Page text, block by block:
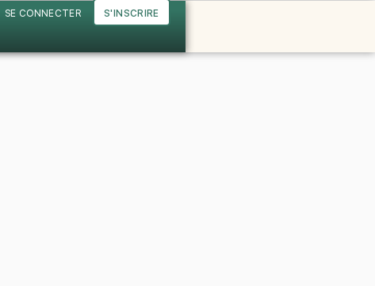
SE CONNECTER S'INSCRIRE